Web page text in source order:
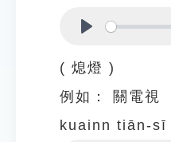
( 熄燈 )
例如：
關電視
kuainn tiān-sī